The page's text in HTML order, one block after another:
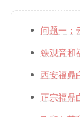
问题一：
铁观音和
西安福鼎
正宗福鼎